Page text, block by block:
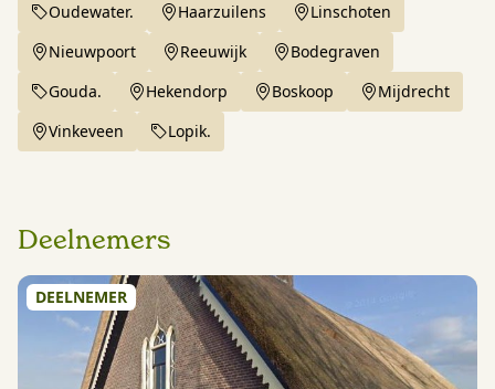
Oudewater.
Haarzuilens
Linschoten
Nieuwpoort
Reeuwijk
Bodegraven
Gouda.
Hekendorp Boskoop
Mijdrecht
Vinkeveen
Lopik.
Deelnemers
DEELNEMER